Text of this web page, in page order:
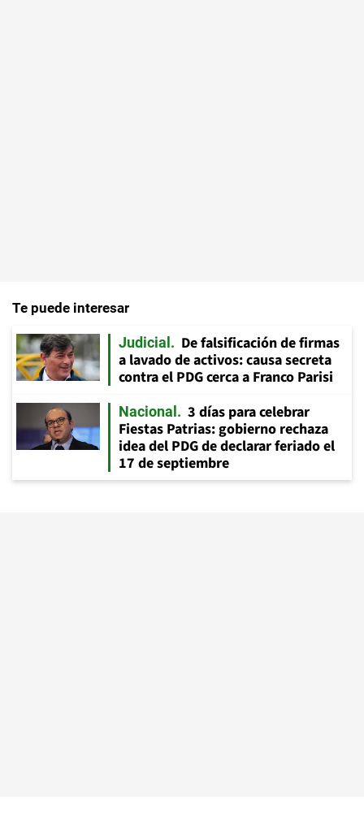
Te puede interesar
Judicial
De falsificación de firmas
a lavado de activos: causa secreta
contra el PDG cerca a Franco Parisi
Nacional
3 días para celebrar
Fiestas Patrias: gobierno rechaza
idea del PDG de declarar feriado el
17 de septiembre